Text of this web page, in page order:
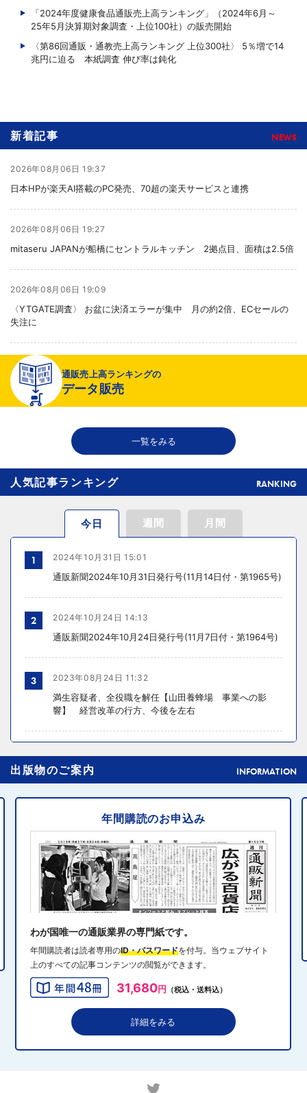
「2024年度健康食品通販売上高ランキング」（2024年6月～
25年5月決算期対象調査・上位100社）の販売開始
〈第86回通販・通教売上高ランキング 上位300社〉 5％増で14
兆円に迫る 本紙調査 伸び率は鈍化
新着記事 NEWS
2026年08月06日 19:37
日本HPが楽天AI搭載のPC発売、70超の楽天サービスと連携
2026年08月06日 19:27
mitaseru JAPANが船橋にセントラルキッチン 2拠点目、面積は2.5倍
2026年08月06日 19:09
〈YTGATE調査〉 お盆に決済エラーが集中 月の約2倍、ECセールの
失注に
2026年08月06日 19:01
〈注目企業のEC戦略〉 イズミセが豊富な品揃えで差別化、酒類ECでモ
ール軸に50店展開
2026年08月06日 18:50
THE RICHが149の温浴施設で広告、都内29店舗で製品導入
通販売上高ランキングの
データ販売
一覧をみる
人気記事ランキング RANKING
今日 週間 月間
1 2024年10月31日 15:01
通販新聞2024年10月31日発行号(11月14日付・第1965号)
2 2024年10月24日 14:13
通販新聞2024年10月24日発行号(11月7日付・第1964号)
3 2023年08月24日 11:32
満生容疑者、全役職を解任【山田養蜂場 事業への影
響】 経営改革の行方、今後を左右
4
元ディノスの石川森生氏、ECのプロフェッショナルらの
共助型ネットワーク組織立ち上げ
5 2024年10月31日 14:10
消費者庁、美容液通販に特定商取引法違反で9カ月の業務
停止命令
2024年10月31日 14:32
り込み
7 2024年10月31日 13:40
QVCジャパンがゾゾと”コーデ対決”、”千葉愛”テーマにフ
8
出版物のご案内 INFORMATION
年間購読のお申込み
わが国唯一の通販業界の専門紙です。
年間購読者は読者専用のID・パスワードを付与。当ウェブサイト
上のすべての記事コンテンツの閲覧ができます。
31,680円 （税込・送料込）
詳細をみる